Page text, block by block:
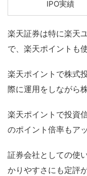
IPO実績
楽天証券は特に楽天
で、楽天ポイントも
楽天ポイントで株式
際に運用をしながら
楽天ポイントで投資
のポイント倍率もア
証券会社としての使
かりやすさにも定評